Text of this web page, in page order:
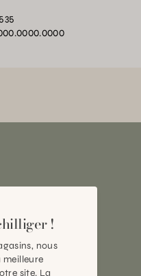
!
nous
meilleure
site. La